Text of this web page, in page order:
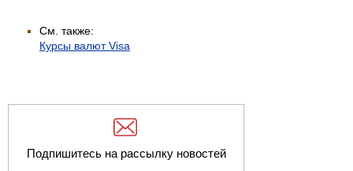
См. также:
Курсы валют Visa
Подпишитесь на рассылку новостей